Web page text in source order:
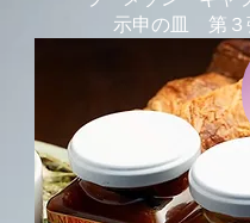
示申の皿 第３